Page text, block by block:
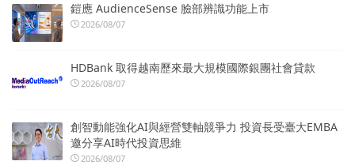
鎧應 AudienceSense 臉部辨識功能上市
2026/08/07
HDBank 取得越南歷來最大規模國際銀團社會貸款
2026/08/07
創智動能強化AI與經營雙軸競爭力 投資長受臺大EMBA
邀分享AI時代投資思維
2026/08/07